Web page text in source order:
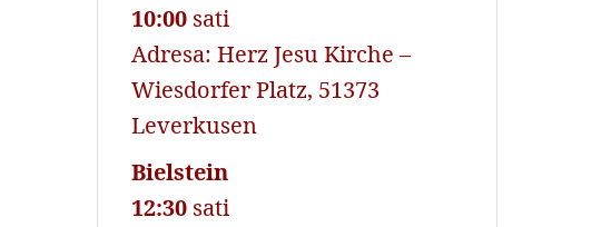
10:00 sati
Adresa: Herz Jesu Kirche –
Wiesdorfer Platz, 51373
Leverkusen
Bielstein
12:30 sati